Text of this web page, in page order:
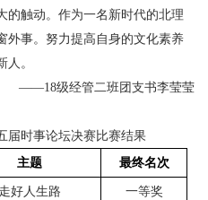
的触动。作为一名新时代的北理
外事。努力提高自身的文化素养
。
——18级经管二班团支书李莹莹
届时事论坛决赛比赛结果
主题 最终名次
走好人生路 一等奖